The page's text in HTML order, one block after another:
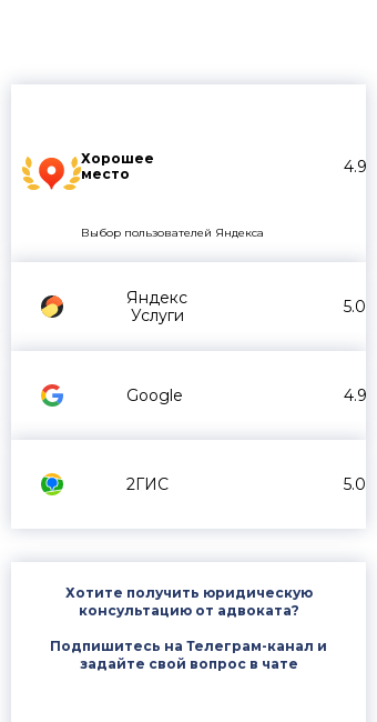
Хорошее
место
4.9
Выбор пользователей Яндекса
Яндекс
Услуги
5.0
Google 4.9
2ГИС 5.0
Хотите получить юридическую
консультацию от адвоката?
Подпишитесь на Телеграм-канал и
задайте свой вопрос в чате